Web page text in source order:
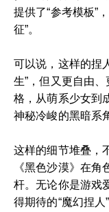
提供了“参考模板”
征”。
可以说，这样的捏
生”，但又更自由
格，从萌系少女到
神秘冷峻的黑暗系
这样的细节堆叠，
《黑色沙漠》在
杆。无论你是游戏
得期待的“魔幻捏人”